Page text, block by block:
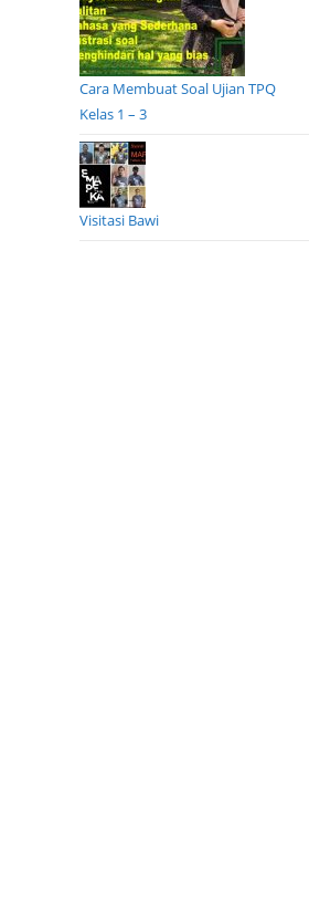
Cara Membuat Soal Ujian TPQ
Kelas 1 – 3
Visitasi Bawi